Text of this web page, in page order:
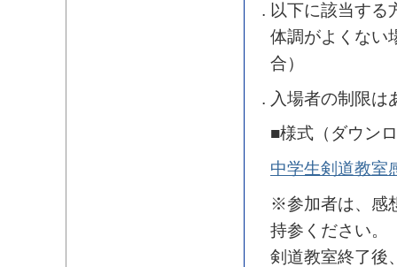
以下に該当する
体調がよくない
合）
入場者の制限は
■様式（ダウン
中学生剣道教室
※参加者は、感
持参ください。
剣道教室終了後